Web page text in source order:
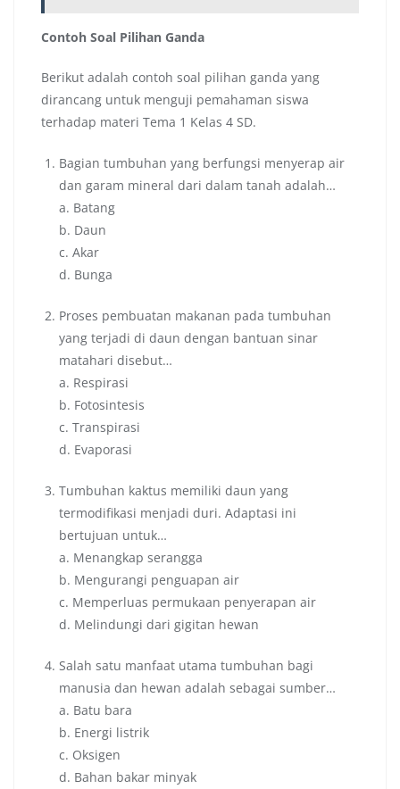
Contoh Soal Pilihan Ganda
Berikut adalah contoh soal pilihan ganda yang
dirancang untuk menguji pemahaman siswa
terhadap materi Tema 1 Kelas 4 SD.
Bagian tumbuhan yang berfungsi menyerap air
dan garam mineral dari dalam tanah adalah…
a. Batang
b. Daun
c. Akar
d. Bunga
Proses pembuatan makanan pada tumbuhan
yang terjadi di daun dengan bantuan sinar
matahari disebut…
a. Respirasi
b. Fotosintesis
c. Transpirasi
d. Evaporasi
Tumbuhan kaktus memiliki daun yang
termodifikasi menjadi duri. Adaptasi ini
bertujuan untuk…
a. Menangkap serangga
b. Mengurangi penguapan air
c. Memperluas permukaan penyerapan air
d. Melindungi dari gigitan hewan
Salah satu manfaat utama tumbuhan bagi
manusia dan hewan adalah sebagai sumber…
a. Batu bara
b. Energi listrik
c. Oksigen
d. Bahan bakar minyak